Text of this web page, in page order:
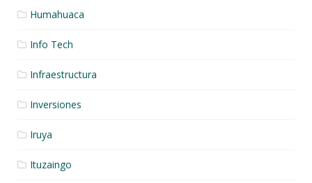
Humahuaca
Info Tech
Infraestructura
Inversiones
Iruya
Ituzaingo